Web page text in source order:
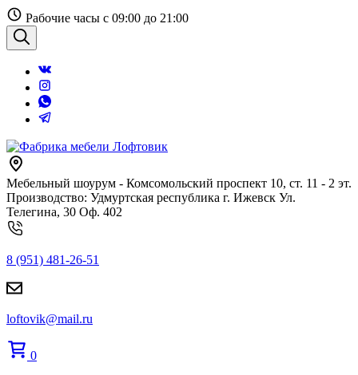
Перейти
к
содержанию
Рабочие часы с 09:00 до 21:00
Поиск
Мебельный шоурум - Комсомольский проспект 10, ст. 11 - 2 эт.
Производство: Удмуртская республика г. Ижевск Ул.
Телегина, 30 Оф. 402
8 (951) 481-26-51
loftovik@mail.ru
0